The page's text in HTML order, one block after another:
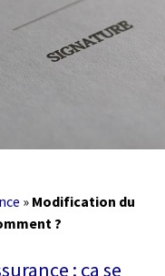
» Modification du
?
: ça se